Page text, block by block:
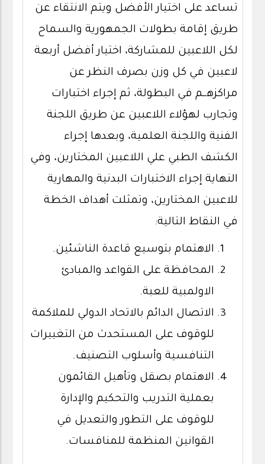
تساعد على اختيار الأفضل ويتم الانتقاء عن
طريق إقامة بطولات الجمهورية والسماح
لكل اللاعبين للمشاركة، اختيار أفضل أربعة
لاعبين في كل وزن بصرف النظر عن
مراكزهــم في البطولة، ثم إجراء اختبارات
وتجارب لهؤلاء اللاعبين عن طريق اللجنة
الفنية واللجنة العلمية، وبعدها إجراء
الكشف الطبي علي اللاعبين المختارين، وفي
النهاية إجراء الاختبارات البدنية والمهارية
للاعبين المختارين، وتمثلت أهداف الخطة
في النقاط التالية:
الاهتمام بتوسيع قاعدة الناشئين.
المحافظة على القواعد والمبادئ
الاولمبية للعبة.
الاتصال الدائم بالاتحاد الدولي للملاكمة
للوقوف على المستحدث من التغييرات
التنافسية وأسلوب التصنيف.
الاهتمام بصقل وتأهيل القائمون
بعملية التدريب والتحكيم والإدارة
للوقوف على التطور والتعديل في
القوانين المنظمة للمنافسات.